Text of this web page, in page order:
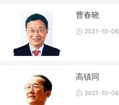
曹春晓
2021-10-08
高镇同
2021-10-08